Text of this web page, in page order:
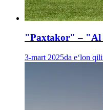
"Paxtakor" – "Al
3-mart 2025da e‘lon